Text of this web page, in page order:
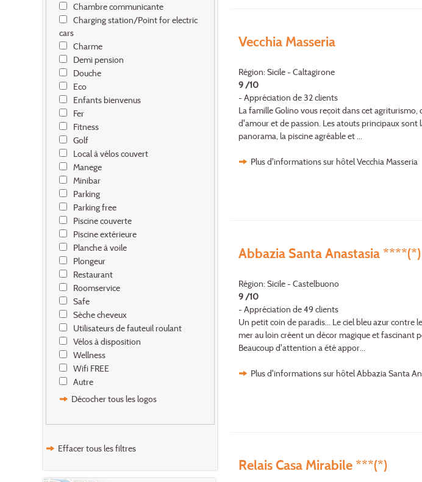
Vecchia Masseria
Région: Sicile - Caltagirone
9 /10
- Appréciation de 32 clients
La famille Golino vous reçoit dans cet agriturismo,
d'amour et de passion. Les atouts principaux sont
panorama, la piscine agréable et ...
Plus d'informations sur hôtel Vecchia Masseria
Abbazia Santa Anastasia ****(*)
Région: Sicile - Castelbuono
9 /10
- Appréciation de 49 clients
Un petit coin de paradis... Le ciel bleu azur contre
mer au loin créent un décor magique et fascinant
Beaucoup d'attention a été appor...
Plus d'informations sur hôtel Abbazia Santa
Relais Casa Mirabile ***(*)
Chambre communicante
cars
Charme
Demi pension
Douche
Eco
Enfants bienvenus
Fer
Fitness
Golf
Local à vélos couvert
Manege
Minibar
Parking
Parking free
Piscine couverte
Piscine extérieure
Planche à voile
Plongeur
Restaurant
Roomservice
Safe
Sèche cheveux
Utilisateurs de fauteuil roulant
Vélos à disposition
Wellness
Wifi FREE
Autre
Décocher tous les logos
Effacer tous les filtres